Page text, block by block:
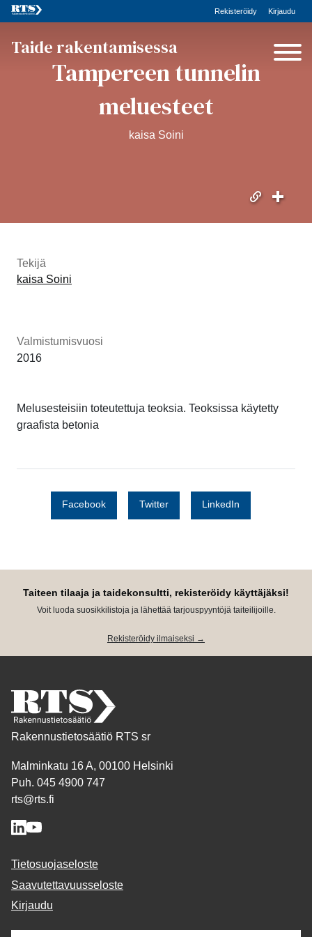
Rekisteröidy Kirjaudu
Taide rakentamisessa
Tampereen tunnelin
meluesteet
kaisa Soini
Tekijä
kaisa Soini
Valmistumisvuosi
2016
Melusesteisiin toteutettuja teoksia. Teoksissa käytetty
graafista betonia
Facebook Twitter LinkedIn
Taiteen tilaaja ja taidekonsultti, rekisteröidy käyttäjäksi!
Voit luoda suosikkilistoja ja lähettää tarjouspyyntöjä taiteilijoille.
Rekisteröidy ilmaiseksi →
Rakennustietosäätiö RTS sr
Malminkatu 16 A, 00100 Helsinki
Puh. 045 4900 747
rts@rts.fi
Tietosuojaseloste
Saavutettavuusseloste
Kirjaudu